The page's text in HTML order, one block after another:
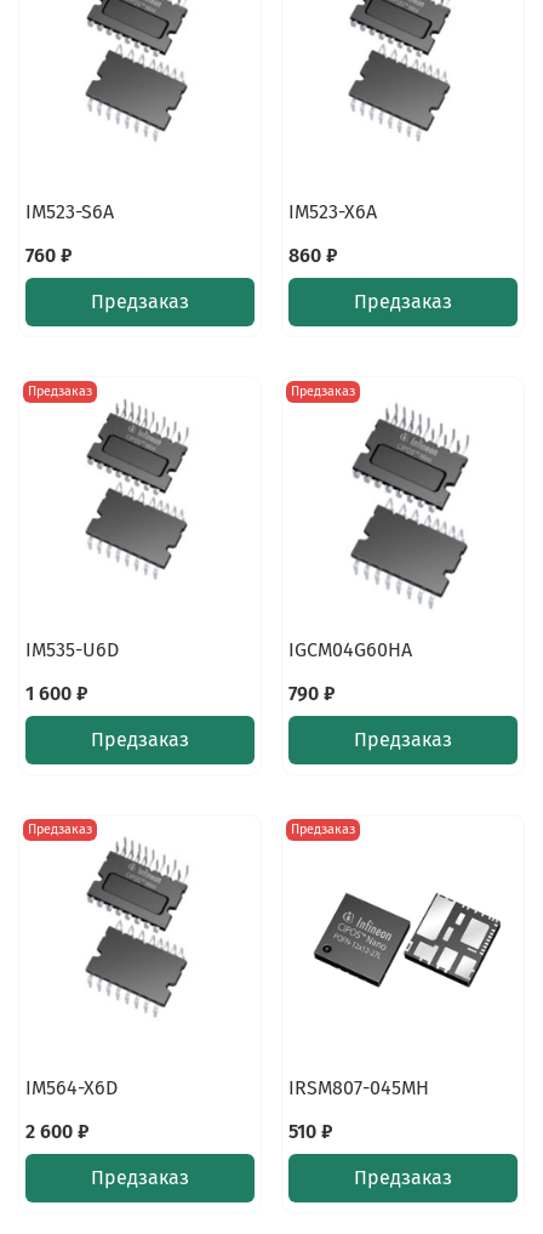
IM523-S6A
760 ₽
Предзаказ
IM523-X6A
860 ₽
Предзаказ
Предзаказ
IM535-U6D
1 600 ₽
Предзаказ
Предзаказ
IGCM04G60HA
790 ₽
Предзаказ
Предзаказ
IM564-X6D
2 600 ₽
Предзаказ
Предзаказ
IRSM807-045MH
510 ₽
Предзаказ